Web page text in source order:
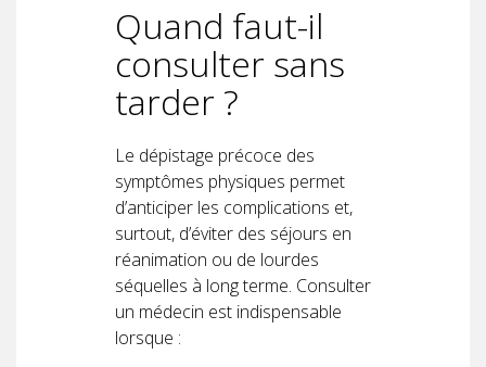
Quand faut-il
consulter sans
tarder ?
Le dépistage précoce des
symptômes physiques permet
d’anticiper les complications et,
surtout, d’éviter des séjours en
réanimation ou de lourdes
séquelles à long terme. Consulter
un médecin est indispensable
lorsque :